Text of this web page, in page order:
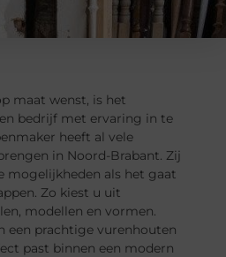
maat wenst, is het
bedrijf met ervaring in te
heeft al vele
in Noord-Brabant. Zij
mogelijkheden als het gaat
Zo kiest u uit
modellen en vormen.
een prachtige vurenhouten
past binnen een modern